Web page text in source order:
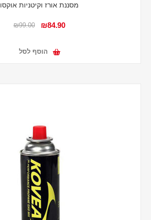
מסננת אורז וקיטניות אוקסו
₪84.90
₪99.00
הוסף לסל